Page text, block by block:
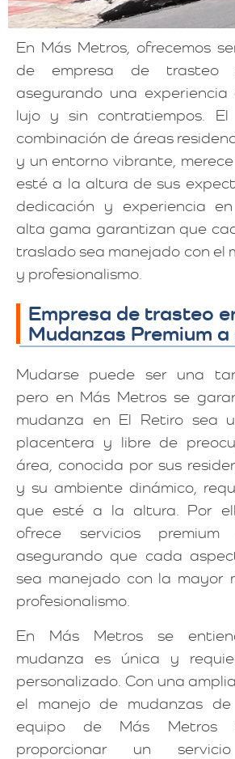
En Más Metros, ofrecemos
de empresa de trasteo
asegurando una
lujo y sin contratiempos.
combinación de áreas
y un entorno vibrante,
esté a la altura de sus
dedicación y experiencia
alta gama garantizan que
traslado sea manejado con el
y profesionalismo.
Empresa de trasteo
Mudanzas Premium
Mudarse puede ser una
pero en Más Metros se
mudanza en El Retiro sea
placentera y libre de
área, conocida por sus
y su ambiente dinámico,
que esté a la altura. Por
ofrece servicios premium
asegurando que cada
sea manejado con la mayor
profesionalismo.
En Más Metros se
mudanza es única y
personalizado. Con una
el manejo de mudanzas
equipo de Más Metros
proporcionar un servicio